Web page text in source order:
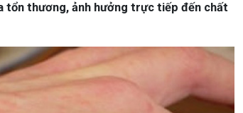
tổn thương, ảnh hưởng trực tiếp đến chất